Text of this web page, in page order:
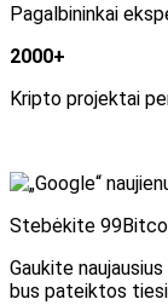
Pagalbininkai
2000+
Kripto projektai
Stebėkite
Gaukite
bus pateiktos